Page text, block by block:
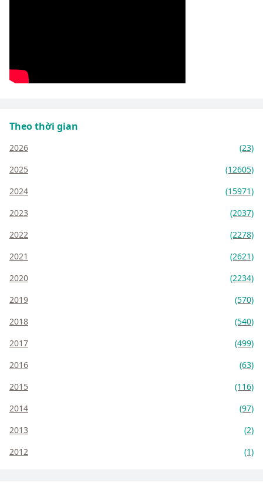
Theo thời gian
2026
(23)
2025
(12605)
2024
(15971)
2023
(2037)
2022
(2278)
2021
(2621)
2020
(2234)
2019
(570)
2018
(540)
2017
(499)
2016
(63)
2015
(116)
2014
(97)
2013
(2)
2012
(1)